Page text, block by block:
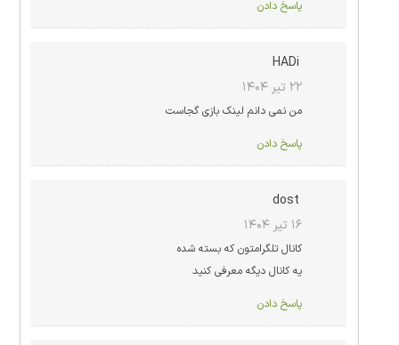
پاسخ دادن
HADi
۲۲ تیر ۱۴۰۴
من نمی دانم لینک بازی گجاست
پاسخ دادن
dost
۱۶ تیر ۱۴۰۴
کانال تلگرامتون که بسته شده
یه کانال دیگه معرفی کنید
پاسخ دادن